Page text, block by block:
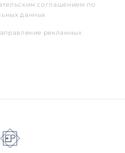
соглашением по
данных
рекламных